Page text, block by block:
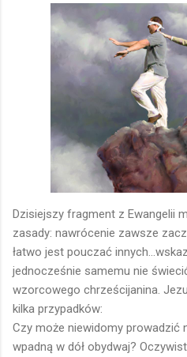
Dzisiejszy fragment z Ewangelii
zasady: nawrócenie zawsze
łatwo jest pouczać
jednocześnie samemu nie
wzorcowego chrześcijanina.
kilka przypadków:
Czy może niewidomy prowadzić
wpadną w dół obydwaj?